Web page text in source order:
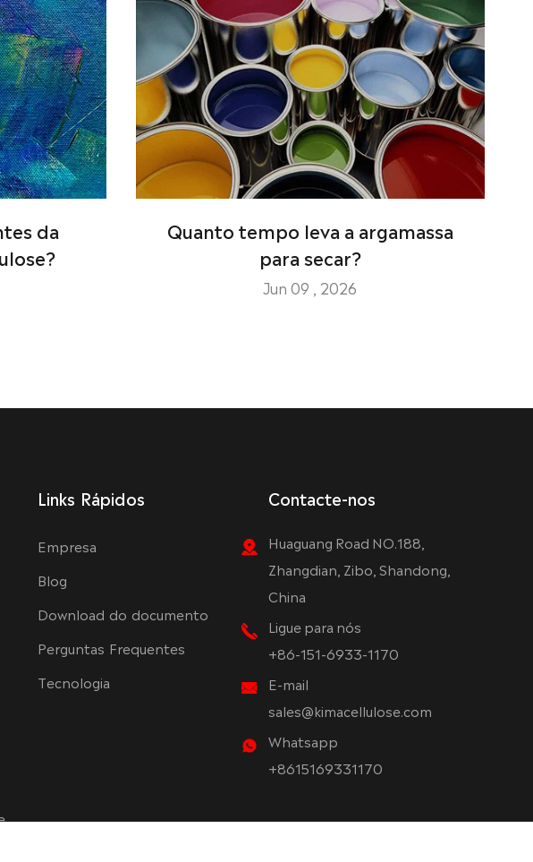
da
Quanto tempo leva a argamassa
para secar?
Jun 09 , 2026
Links Rápidos
Empresa
Blog
Download do documento
Perguntas Frequentes
Tecnologia
Contacte-nos
Huaguang Road NO.188,
Zhangdian, Zibo, Shandong,
China
Ligue para nós
+86-151-6933-1170
E-mail
sales@kimacellulose.com
Whatsapp
+8615169331170